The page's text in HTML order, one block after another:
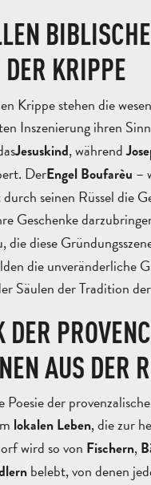
KRIPPE
Krippe stehen die
Inszenierung ihren
Jesuskind, während
DerEngel Boufarèu –
seinen Rüssel die
Geschenke
die diese
die unveränderliche
Säulen der Tradition
AUS DER
der
lokalen Leben, die zur
wird so von Fischern,
belebt, von denen